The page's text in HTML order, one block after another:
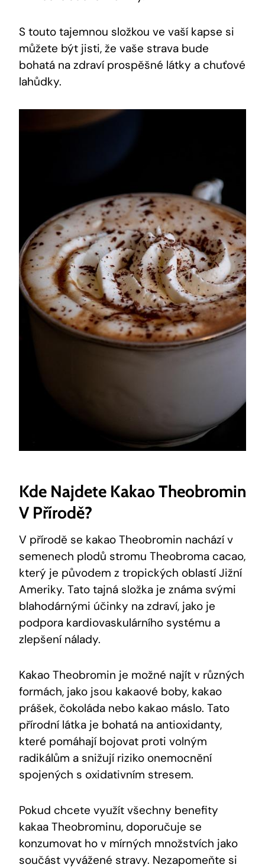
S touto tajemnou složkou ve vaší kapse si
můžete být jisti, že vaše strava bude
bohatá na zdraví prospěšné⁤ látky a chuťové
lahůdky.
Kde‌ Najdete Kakao Theobromin
‍v Přírodě?
V přírodě se kakao Theobromin nachází v⁢
semenech plodů ⁢stromu Theobroma cacao,
který je původem z tropických ‍oblastí ‌Jižní
Ameriky. Tato tajná⁣ složka je známa svými
blahodárnými účinky na zdraví, jako‍ je
podpora kardiovaskulárního systému a
zlepšení nálady.
Kakao Theobromin je možné najít v různých
formách, jako jsou kakaové boby, kakao
prášek, čokoláda⁣ nebo kakao máslo. Tato
přírodní látka je bohatá na antioxidanty,
které pomáhají bojovat proti volným
radikálům a snižují riziko ‌onemocnění
⁢spojených s oxidativním stresem.
Pokud chcete využít všechny benefity
kakaa Theobrominu, doporučuje se
konzumovat ho v mírných množstvích jako
‍součást vyvážené stravy. Nezapomeňte si